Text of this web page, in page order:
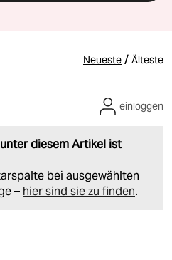
Neueste / Älteste
diesem Artikel ist
bei ausgewählten
– hier sind sie zu finden.
einloggen